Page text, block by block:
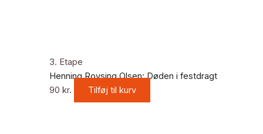
3. Etape
Henning Rovsing Olsen: Døden i festdragt
90 kr. Tilføj til kurv